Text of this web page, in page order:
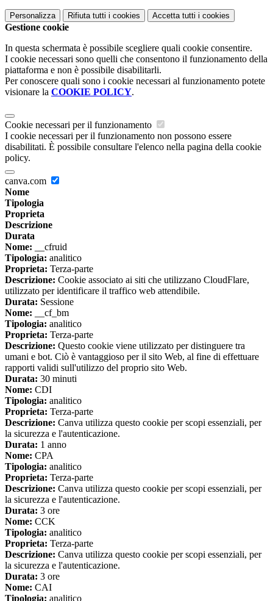
Personalizza Rifiuta tutti i cookies Accetta tutti i cookies
Gestione cookie
In questa schermata è possibile scegliere quali cookie consentire.
I cookie necessari sono quelli che consentono il funzionamento della
piattaforma e non è possibile disabilitarli.
Per conoscere quali sono i cookie necessari al funzionamento potete
visionare la COOKIE POLICY.
Cookie necessari per il funzionamento
I cookie necessari per il funzionamento non possono essere
disabilitati. È possibile consultare l'elenco nella pagina della cookie
policy.
canva.com
Nome
Tipologia
Proprieta
Descrizione
Durata
Nome: __cfruid
Tipologia: analitico
Proprieta: Terza-parte
Descrizione: Cookie associato ai siti che utilizzano CloudFlare,
utilizzato per identificare il traffico web attendibile.
Durata: Sessione
Nome: __cf_bm
Tipologia: analitico
Proprieta: Terza-parte
Descrizione: Questo cookie viene utilizzato per distinguere tra
umani e bot. Ciò è vantaggioso per il sito Web, al fine di effettuare
rapporti validi sull'utilizzo del proprio sito Web.
Durata: 30 minuti
Nome: CDI
Tipologia: analitico
Proprieta: Terza-parte
Descrizione: Canva utilizza questo cookie per scopi essenziali, per
la sicurezza e l'autenticazione.
Durata: 1 anno
Nome: CPA
Tipologia: analitico
Proprieta: Terza-parte
Descrizione: Canva utilizza questo cookie per scopi essenziali, per
la sicurezza e l'autenticazione.
Durata: 3 ore
Nome: CCK
Tipologia: analitico
Proprieta: Terza-parte
Descrizione: Canva utilizza questo cookie per scopi essenziali, per
la sicurezza e l'autenticazione.
Durata: 3 ore
Nome: CAI
Tipologia: analitico